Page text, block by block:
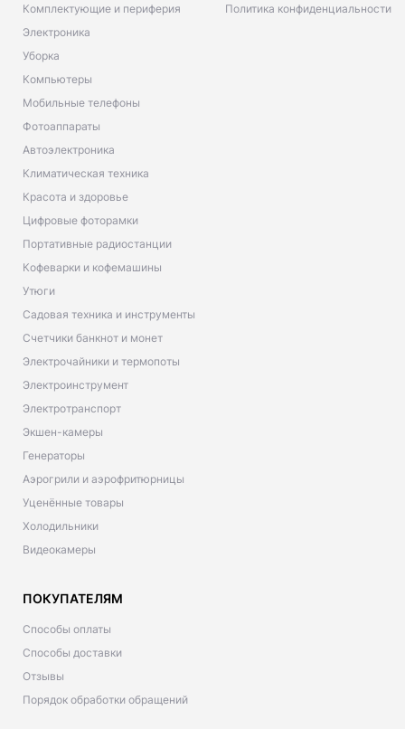
Комплектующие и периферия
Электроника
Уборка
Компьютеры
Мобильные телефоны
Фотоаппараты
Автоэлектроника
Климатическая техника
Красота и здоровье
Цифровые фоторамки
Портативные радиостанции
Кофеварки и кофемашины
Утюги
Садовая техника и инструменты
Счетчики банкнот и монет
Электрочайники и термопоты
Электроинструмент
Электротранспорт
Экшен-камеры
Генераторы
Аэрогрили и аэрофритюрницы
Уценённые товары
Холодильники
Видеокамеры
Политика конфиденциальности
ПОКУПАТЕЛЯМ
Способы оплаты
Способы доставки
Отзывы
Порядок обработки обращений